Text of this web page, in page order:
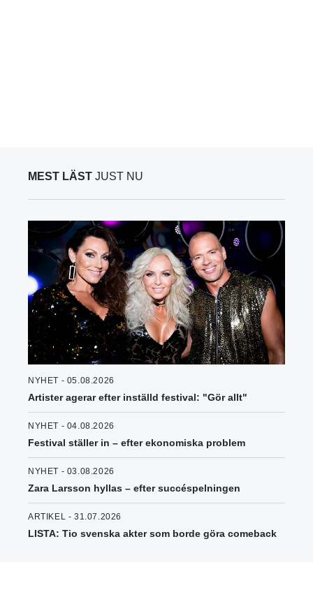
MEST LÄST JUST NU
NYHET - 05.08.2026
Artister agerar efter inställd festival: "Gör allt"
NYHET - 04.08.2026
Festival ställer in – efter ekonomiska problem
NYHET - 03.08.2026
Zara Larsson hyllas – efter succéspelningen
ARTIKEL - 31.07.2026
LISTA: Tio svenska akter som borde göra comeback